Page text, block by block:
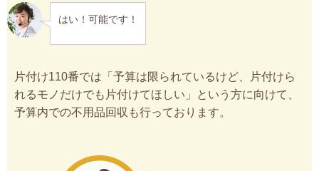
はい！可能です！
片付け110番では「予算は限られているけど、片付けら
れるモノだけでも片付けてほしい」という方に向けて、
予算内での不用品回収も行っております。